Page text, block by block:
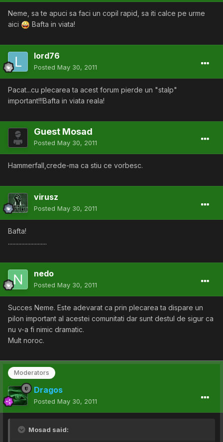
Neme, sa te apuci sa faci un copil rapid, sa iti calce pe urme
aici
Bafta in viata!
lord76
Posted May 30, 2011
Pacat...cu plecarea ta acest forum pierde un "stalp"
important!!!Bafta in viata reala!
Guest Mosad
Posted May 30, 2011
Hammerfall,crede-ma ca stiu ce vorbesc.
virusz
Posted May 30, 2011
Bafta!
..........................
nedo
Posted May 30, 2011
Succes Neme. Este adevarat ca prin plecarea ta dispare un
pilon important al acestei comunitati dar sunt destul de sigur ca
nu v-a fi nimic dramatic.
Mult noroc.
Moderators
Dragos
Posted May 30, 2011
Mosad said: